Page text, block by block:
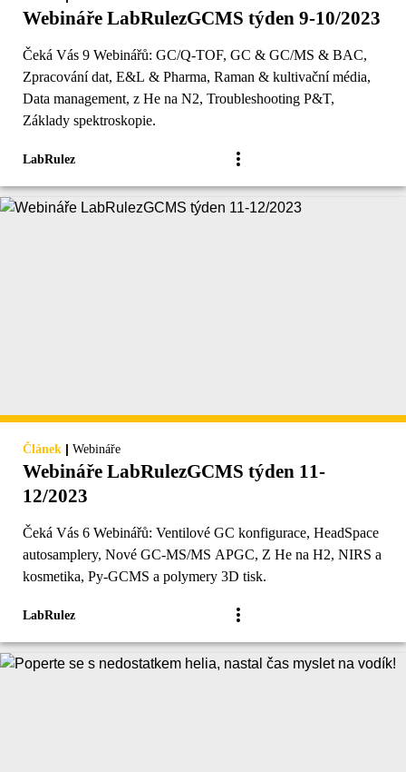
Webináře LabRulezGCMS týden 9-10/2023
Čeká Vás 9 Webinářů: GC/Q-TOF, GC & GC/MS & BAC,
Zpracování dat, E&L & Pharma, Raman & kultivační média,
Data management, z He na N2, Troubleshooting P&T,
Základy spektroskopie.
LabRulez
Článek | Webináře
Webináře LabRulezGCMS týden 11-
12/2023
Čeká Vás 6 Webinářů: Ventilové GC konfigurace, HeadSpace
autosamplery, Nové GC-MS/MS APGC, Z He na H2, NIRS a
kosmetika, Py-GCMS a polymery 3D tisk.
LabRulez